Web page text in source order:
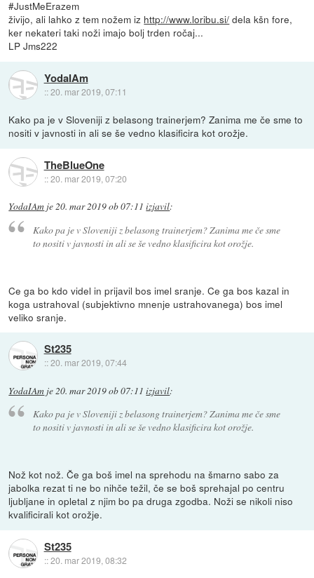
#JustMeErazem
živijo, ali lahko z tem nožem iz http://www.loribu.si/ dela kšn fore,
ker nekateri taki noži imajo bolj trden ročaj...
LP Jms222
YodaIAm
::20. mar 2019, 07:11
Kako pa je v Sloveniji z belasong trainerjem? Zanima me če sme to
nositi v javnosti in ali se še vedno klasificira kot orožje.
TheBlueOne
::20. mar 2019, 07:20
YodaIAm je20. mar 2019 ob 07:11 izjavil:
Kako pa je v Sloveniji z belasong trainerjem? Zanima me če sme
to nositi v javnosti in ali se še vedno klasificira kot orožje.
Ce ga bo kdo videl in prijavil bos imel sranje. Ce ga bos kazal in
koga ustrahoval (subjektivno mnenje ustrahovanega) bos imel
veliko sranje.
St235
::20. mar 2019, 07:44
YodaIAm je20. mar 2019 ob 07:11 izjavil:
Kako pa je v Sloveniji z belasong trainerjem? Zanima me če sme
to nositi v javnosti in ali se še vedno klasificira kot orožje.
Nož kot nož. Če ga boš imel na sprehodu na šmarno sabo za
jabolka rezat ti ne bo nihče težil, če se boš sprehajal po centru
ljubljane in opletal z njim bo pa druga zgodba. Noži se nikoli niso
kvalificirali kot orožje.
St235
::20. mar 2019, 08:32